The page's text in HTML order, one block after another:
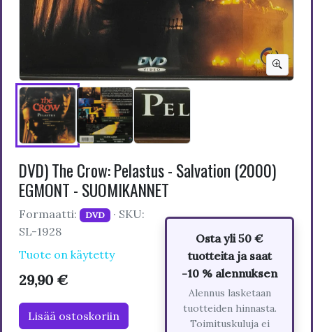
DVD) The Crow: Pelastus - Salvation (2000)
EGMONT - SUOMIKANNET
Formaatti: DVD · SKU:
SL-1928
Tuote on käytetty
29,90 €
Lisää ostoskoriin
Osta yli 50 €
tuotteita ja saat
-10 % alennuksen
Alennus lasketaan
tuotteiden hinnasta.
Toimituskuluja ei